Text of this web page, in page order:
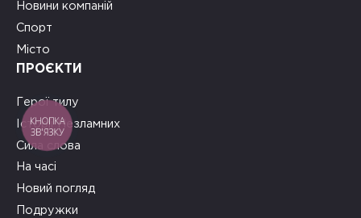
Новини компаній
Спорт
Місто
ПРОЄКТИ
Герої тилу
Історії Незламних
Сила слова
На часі
Новий погляд
Подружки
КНОПКА
ЗВ'ЯЗКУ